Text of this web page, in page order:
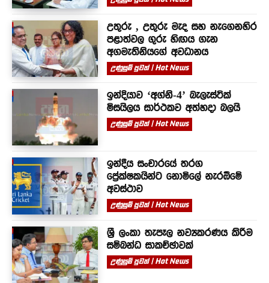
උතුරු , උතුරු මැද සහ නැගෙනහිර
පළාත්වල ගුරු හිඟය ගැන
අගමැතිනියගේ අවධානය
උණුසුම් පුවත් | Hot News
ඉන්දියාව ‘අග්නි-4’ බැලැස්ටික්
මිසයිලය සාර්ථකව අත්හදා බලයි
උණුසුම් පුවත් | Hot News
ඉන්දීය සංචාරයේ තරග
ප්‍රේක්ෂකයින්ට නොමිලේ නැරඹීමේ
අවස්ථාව
උණුසුම් පුවත් | Hot News
ශ්‍රී ලංකා තැපෑල නව්‍යකරණය කිරීම
සම්බන්ධ සාකච්ඡාවක්
උණුසුම් පුවත් | Hot News